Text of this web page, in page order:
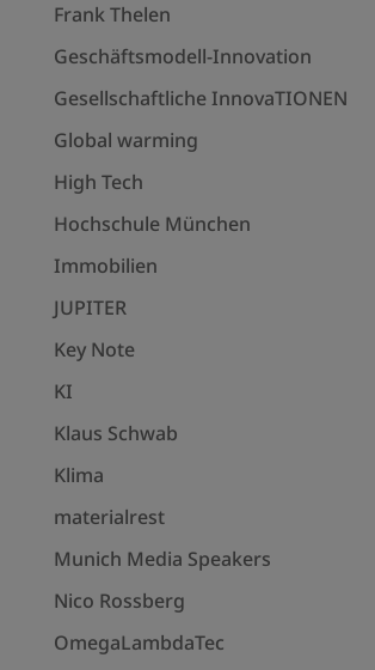
Frank Thelen
Geschäftsmodell-Innovation
Gesellschaftliche InnovaTIONEN
Global warming
High Tech
Hochschule München
Immobilien
JUPITER
Key Note
KI
Klaus Schwab
Klima
materialrest
Munich Media Speakers
Nico Rossberg
OmegaLambdaTec